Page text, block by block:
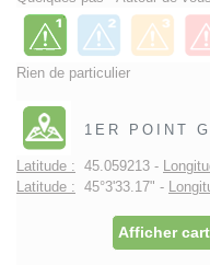
Rien de particulier
1ER POINT
Latitude : 45.059213 -
Latitude : 45°3'33.17" -
Afficher